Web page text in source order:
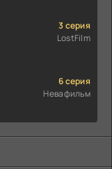
3 серия
LostFilm
6 серия
Невафильм